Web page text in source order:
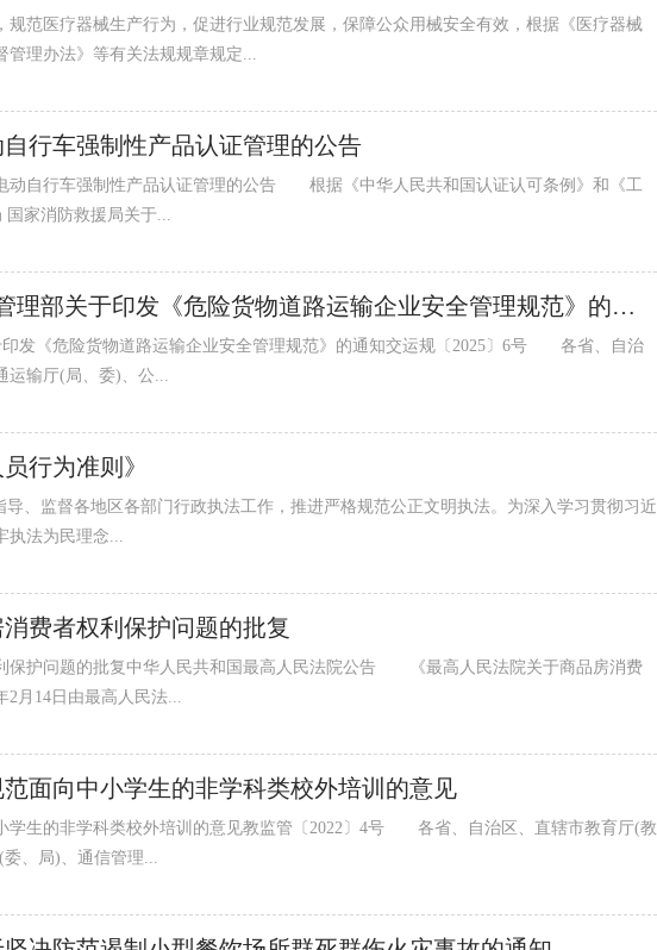
范医疗器械生产行为，促进行业规范发展，保障公众用械安全有效，根据《医疗器械
管理办法》等有关法规规章规定...
行车强制性产品认证管理的公告
动自行车强制性产品认证管理的公告 根据《中华人民共和国认证认可条例》和《工
国家消防救援局关于...
交通运输部 公安部 应急管理部关于印发《危险货物道路运输企业安全管理规范》的通知
印发《危险货物道路运输企业安全管理规范》的通知交运规〔2025〕6号 各省、自治
运输厅(局、委)、公...
行为准则》
、监督各地区各部门行政执法工作，推进严格规范公正文明执法。为深入学习贯彻习近
执法为民理念...
费者权利保护问题的批复
保护问题的批复中华人民共和国最高人民法院公告 《最高人民法院关于商品房消费
2月14日由最高人民法...
面向中小学生的非学科类校外培训的意见
学生的非学科类校外培训的意见教监管〔2022〕4号 各省、自治区、直辖市教育厅(教
、局)、通信管理...